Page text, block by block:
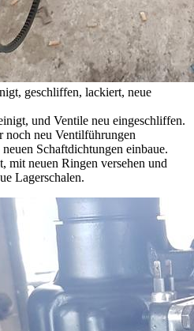
geschliffen, lackiert, neue
und Ventile neu eingeschliffen.
noch neu Ventilführungen
Schaftdichtungen einbaue.
mit neuen Ringen versehen und
Lagerschalen.